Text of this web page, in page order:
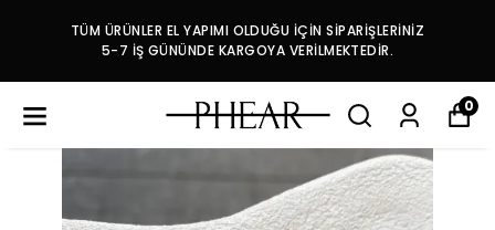
TÜM ÜRÜNLER EL YAPIMI OLDUĞU İÇİN SİPARİŞLERİNİZ
5-7 İŞ GÜNÜNDE KARGOYA VERİLMEKTEDİR.
0